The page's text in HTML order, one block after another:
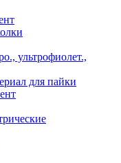
ультрофиолет.,
для пайки